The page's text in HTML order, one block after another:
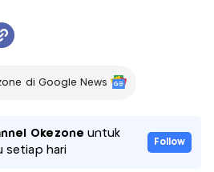
di Google News
Okezone untuk
setiap hari
Follow